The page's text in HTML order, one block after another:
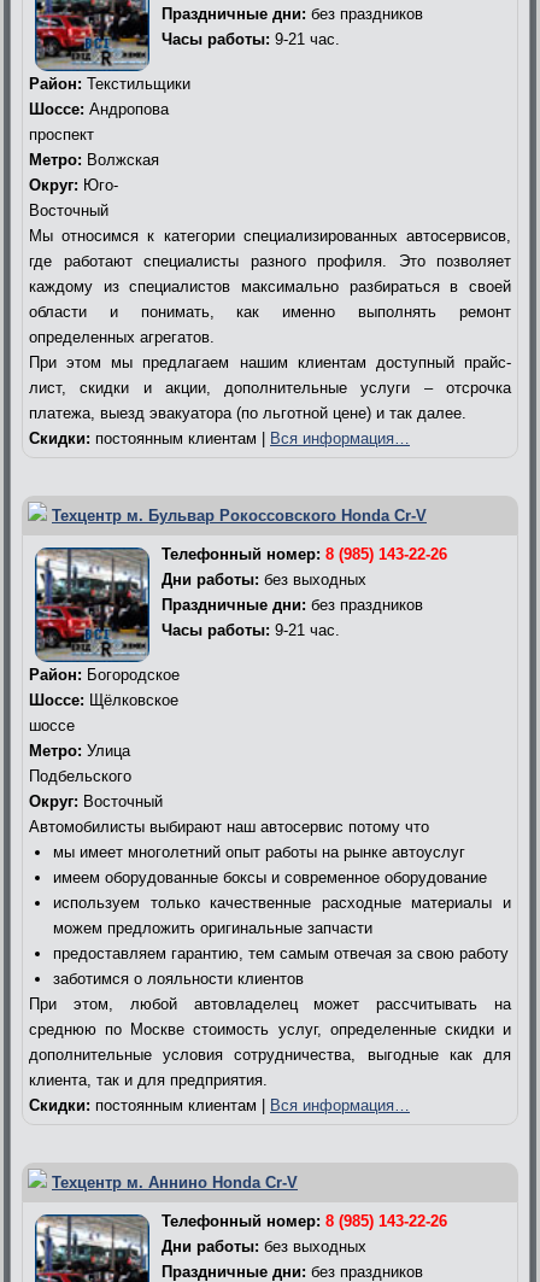
Праздничные дни: без праздников
Часы работы: 9-21 час.
Район: Текстильщики
Шоссе: Андропова
проспект
Метро: Волжская
Округ: Юго-
Восточный
Мы относимся к категории специализированных автосервисов,
где работают специалисты разного профиля. Это позволяет
каждому из специалистов максимально разбираться в своей
области и понимать, как именно выполнять ремонт
определенных агрегатов.
При этом мы предлагаем нашим клиентам доступный прайс-
лист, скидки и акции, дополнительные услуги – отсрочка
платежа, выезд эвакуатора (по льготной цене) и так далее.
Скидки: постоянным клиентам | Вся информация…
Техцентр м. Бульвар Рокоссовского Honda Cr-V
Телефонный номер: 8 (985) 143-22-26
Дни работы: без выходных
Праздничные дни: без праздников
Часы работы: 9-21 час.
Район: Богородское
Шоссе: Щёлковское
шоссе
Метро: Улица
Подбельского
Округ: Восточный
Автомобилисты выбирают наш автосервис потому что
мы имеет многолетний опыт работы на рынке автоуслуг
имеем оборудованные боксы и современное оборудование
используем только качественные расходные материалы и
можем предложить оригинальные запчасти
предоставляем гарантию, тем самым отвечая за свою работу
заботимся о лояльности клиентов
При этом, любой автовладелец может рассчитывать на
среднюю по Москве стоимость услуг, определенные скидки и
дополнительные условия сотрудничества, выгодные как для
клиента, так и для предприятия.
Скидки: постоянным клиентам | Вся информация…
Техцентр м. Аннино Honda Cr-V
Телефонный номер: 8 (985) 143-22-26
Дни работы: без выходных
Праздничные дни: без праздников